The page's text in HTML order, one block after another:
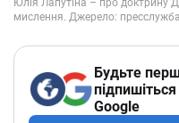
Будьте
Google